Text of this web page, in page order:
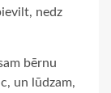
nedz
bērnu
un lūdzam,